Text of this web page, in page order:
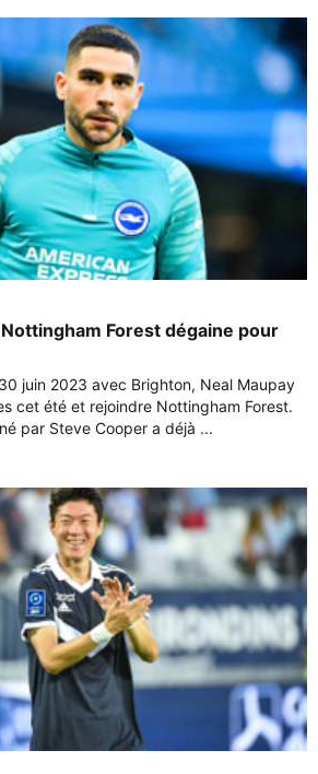
Forest dégaine pour
juin 2023 avec Brighton, Neal Maupay
cet été et rejoindre Nottingham Forest.
par Steve Cooper a déjà ...